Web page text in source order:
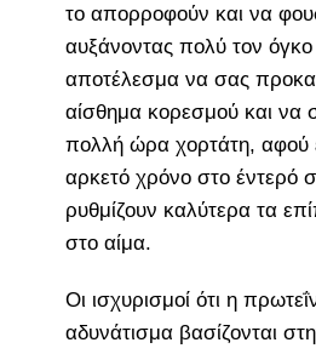
το απορροφούν και να
αυξάνοντας πολύ τον όγκο
αποτέλεσμα να σας
αίσθημα κορεσμού και να
πολλή ώρα χορτάτη, αφού
αρκετό χρόνο στο έντερό
ρυθμίζουν καλύτερα τα
στο αίμα.
Οι ισχυρισμοί ότι η
αδυνάτισμα βασίζονται